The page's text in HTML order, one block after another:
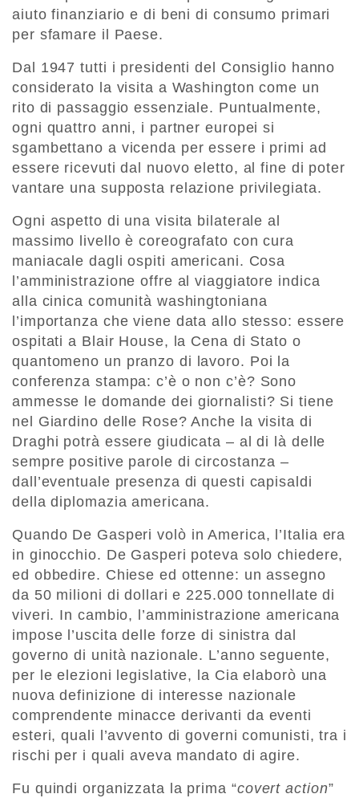
aiuto finanziario e di beni di consumo primari
per sfamare il Paese.
Dal 1947 tutti i presidenti del Consiglio hanno
considerato la visita a Washington come un
rito di passaggio essenziale. Puntualmente,
ogni quattro anni, i partner europei si
sgambettano a vicenda per essere i primi ad
essere ricevuti dal nuovo eletto, al fine di poter
vantare una supposta relazione privilegiata.
Ogni aspetto di una visita bilaterale al
massimo livello è coreografato con cura
maniacale dagli ospiti americani. Cosa
l’amministrazione offre al viaggiatore indica
alla cinica comunità washingtoniana
l’importanza che viene data allo stesso: essere
ospitati a Blair House, la Cena di Stato o
quantomeno un pranzo di lavoro. Poi la
conferenza stampa: c’è o non c’è? Sono
ammesse le domande dei giornalisti? Si tiene
nel Giardino delle Rose? Anche la visita di
Draghi potrà essere giudicata – al di là delle
sempre positive parole di circostanza –
dall’eventuale presenza di questi capisaldi
della diplomazia americana.
Quando De Gasperi volò in America, l’Italia era
in ginocchio. De Gasperi poteva solo chiedere,
ed obbedire. Chiese ed ottenne: un assegno
da 50 milioni di dollari e 225.000 tonnellate di
viveri. In cambio, l’amministrazione americana
impose l’uscita delle forze di sinistra dal
governo di unità nazionale. L’anno seguente,
per le elezioni legislative, la Cia elaborò una
nuova definizione di interesse nazionale
comprendente minacce derivanti da eventi
esteri, quali l’avvento di governi comunisti, tra i
rischi per i quali aveva mandato di agire.
Fu quindi organizzata la prima “covert action”